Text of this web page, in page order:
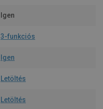
Igen
3-funkciós
Igen
Letöltés
Letöltés